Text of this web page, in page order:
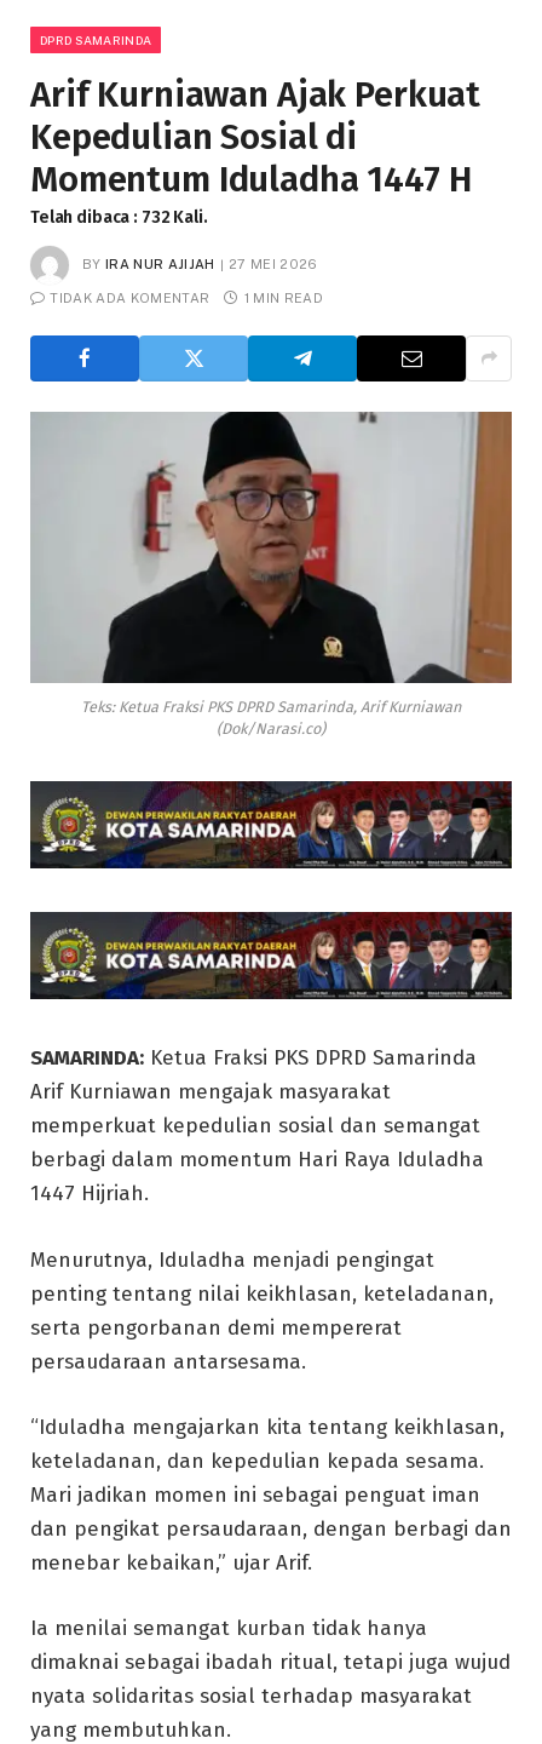
DPRD SAMARINDA
Arif Kurniawan Ajak Perkuat
Kepedulian Sosial di
Momentum Iduladha 1447 H
Telah dibaca : 732 Kali.
BY IRA NUR AJIJAH 27 MEI 2026
TIDAK ADA KOMENTAR 1 MIN READ
Teks: Ketua Fraksi PKS DPRD Samarinda, Arif Kurniawan
(Dok/Narasi.co)
SAMARINDA: Ketua Fraksi PKS DPRD Samarinda
Arif Kurniawan mengajak masyarakat
memperkuat kepedulian sosial dan semangat
berbagi dalam momentum Hari Raya Iduladha
1447 Hijriah.
Menurutnya, Iduladha menjadi pengingat
penting tentang nilai keikhlasan, keteladanan,
serta pengorbanan demi mempererat
persaudaraan antarsesama.
“Iduladha mengajarkan kita tentang keikhlasan,
keteladanan, dan kepedulian kepada sesama.
Mari jadikan momen ini sebagai penguat iman
dan pengikat persaudaraan, dengan berbagi dan
menebar kebaikan,” ujar Arif.
Ia menilai semangat kurban tidak hanya
dimaknai sebagai ibadah ritual, tetapi juga wujud
nyata solidaritas sosial terhadap masyarakat
yang membutuhkan.